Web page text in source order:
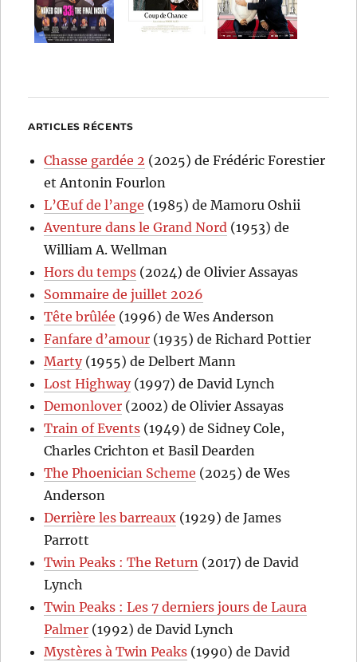
ARTICLES RÉCENTS
Chasse gardée 2 (2025) de Frédéric Forestier
et Antonin Fourlon
L’Œuf de l’ange (1985) de Mamoru Oshii
Aventure dans le Grand Nord (1953) de
William A. Wellman
Hors du temps (2024) de Olivier Assayas
Sommaire de juillet 2026
Tête brûlée (1996) de Wes Anderson
Fanfare d’amour (1935) de Richard Pottier
Marty(1955) de Delbert Mann
Lost Highway(1997) de David Lynch
Demonlover (2002) de Olivier Assayas
Train of Events (1949) de Sidney Cole,
Charles Crichton et Basil Dearden
The Phoenician Scheme (2025) de Wes
Anderson
Derrière les barreaux (1929) de James
Parrott
Twin Peaks : The Return (2017) de David
Lynch
Twin Peaks : Les 7 derniers jours de Laura
Palmer (1992) de David Lynch
Mystères à Twin Peaks (1990) de David